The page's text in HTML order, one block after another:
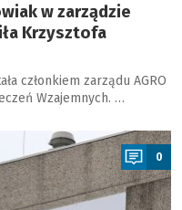
w zarządzie
Krzysztofa
członkiem zarządu AGRO
Wzajemnych. …
0